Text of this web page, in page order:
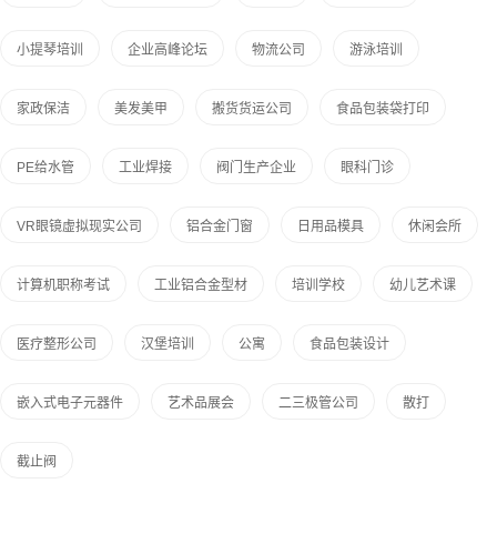
小提琴培训 企业高峰论坛 物流公司 游泳培训
家政保洁 美发美甲 搬货货运公司 食品包装袋打印
PE给水管 工业焊接 阀门生产企业 眼科门诊
VR眼镜虚拟现实公司 铝合金门窗 日用品模具 休闲会所
计算机职称考试 工业铝合金型材 培训学校 幼儿艺术课
医疗整形公司 汉堡培训 公寓 食品包装设计
嵌入式电子元器件 艺术品展会 二三极管公司 散打
截止阀